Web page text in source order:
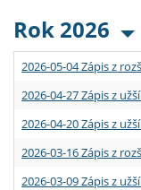
Rok 2026
2026-05-04 Zápis z
2026-04-27 Zápis z
2026-04-20 Zápis z
2026-03-16 Zápis z
2026-03-09 Zápis z